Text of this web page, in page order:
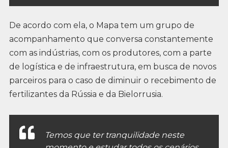
De acordo com ela, o Mapa tem um grupo de
acompanhamento que conversa constantemente
com as indústrias, com os produtores, com a parte
de logística e de infraestrutura, em busca de novos
parceiros para o caso de diminuir o recebimento de
fertilizantes da Rússia e da Bielorrusia.
Temos que ter tranquilidade neste